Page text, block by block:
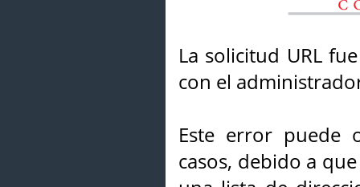
La solicitud URL
con el
Este error puede
casos, debido a